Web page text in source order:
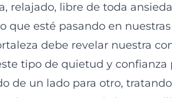
relajado, libre de toda
que esté pasando en nuestras
debe revelar nuestra
tipo de quietud y confianza
de un lado para otro,